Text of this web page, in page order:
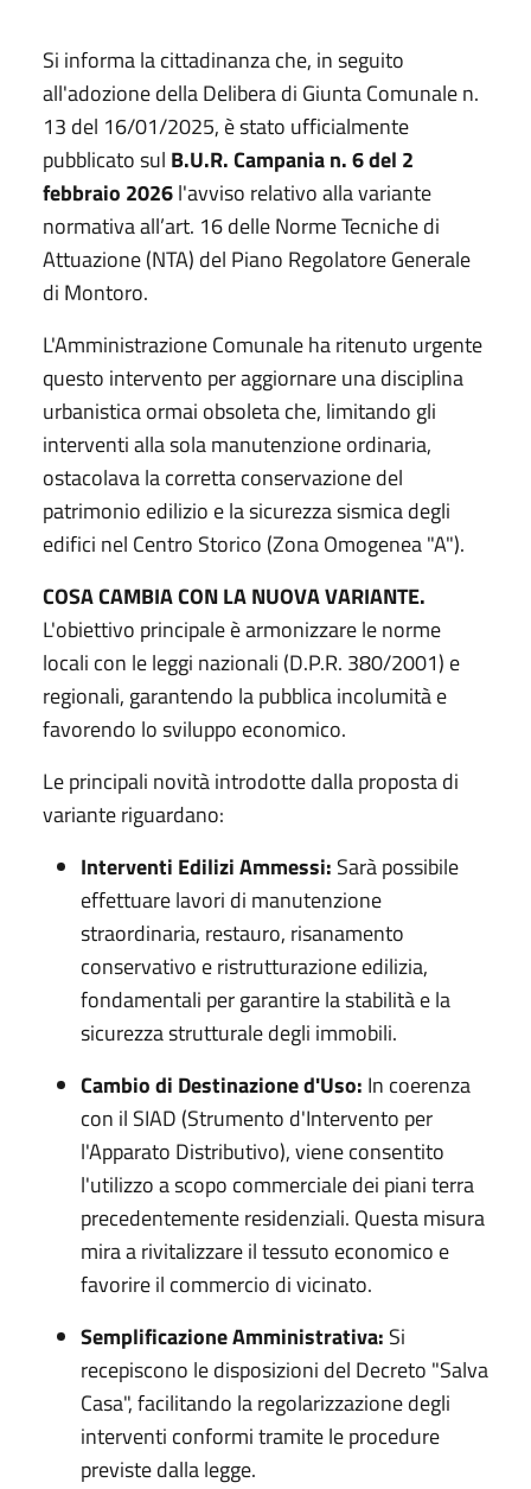
Si informa la cittadinanza che, in seguito
all'adozione della Delibera di Giunta Comunale n.
13 del 16/01/2025, è stato ufficialmente
pubblicato sul B.U.R. Campania n. 6 del 2
febbraio 2026l'avviso relativo alla variante
normativa all’art. 16 delle Norme Tecniche di
Attuazione (NTA) del Piano Regolatore Generale
di Montoro.
L'Amministrazione Comunale ha ritenuto urgente
questo intervento per aggiornare una disciplina
urbanistica ormai obsoleta che, limitando gli
interventi alla sola manutenzione ordinaria,
ostacolava la corretta conservazione del
patrimonio edilizio e la sicurezza sismica degli
edifici nel Centro Storico (Zona Omogenea "A").
COSA CAMBIA CON LA NUOVA VARIANTE.
L'obiettivo principale è armonizzare le norme
locali con le leggi nazionali (D.P.R. 380/2001) e
regionali, garantendo la pubblica incolumità e
favorendo lo sviluppo economico.
Le principali novità introdotte dalla proposta di
variante riguardano:
Interventi Edilizi Ammessi: Sarà possibile
effettuare lavori di manutenzione
straordinaria, restauro, risanamento
conservativo e ristrutturazione edilizia,
fondamentali per garantire la stabilità e la
sicurezza strutturale degli immobili.
Cambio di Destinazione d'Uso: In coerenza
con il SIAD (Strumento d'Intervento per
l'Apparato Distributivo), viene consentito
l'utilizzo a scopo commerciale dei piani terra
precedentemente residenziali. Questa misura
mira a rivitalizzare il tessuto economico e
favorire il commercio di vicinato.
Semplificazione Amministrativa: Si
recepiscono le disposizioni del Decreto "Salva
Casa", facilitando la regolarizzazione degli
interventi conformi tramite le procedure
previste dalla legge.